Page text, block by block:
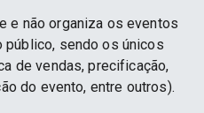
e não organiza os eventos
sendo os únicos
de vendas, precificação,
do evento, entre outros).